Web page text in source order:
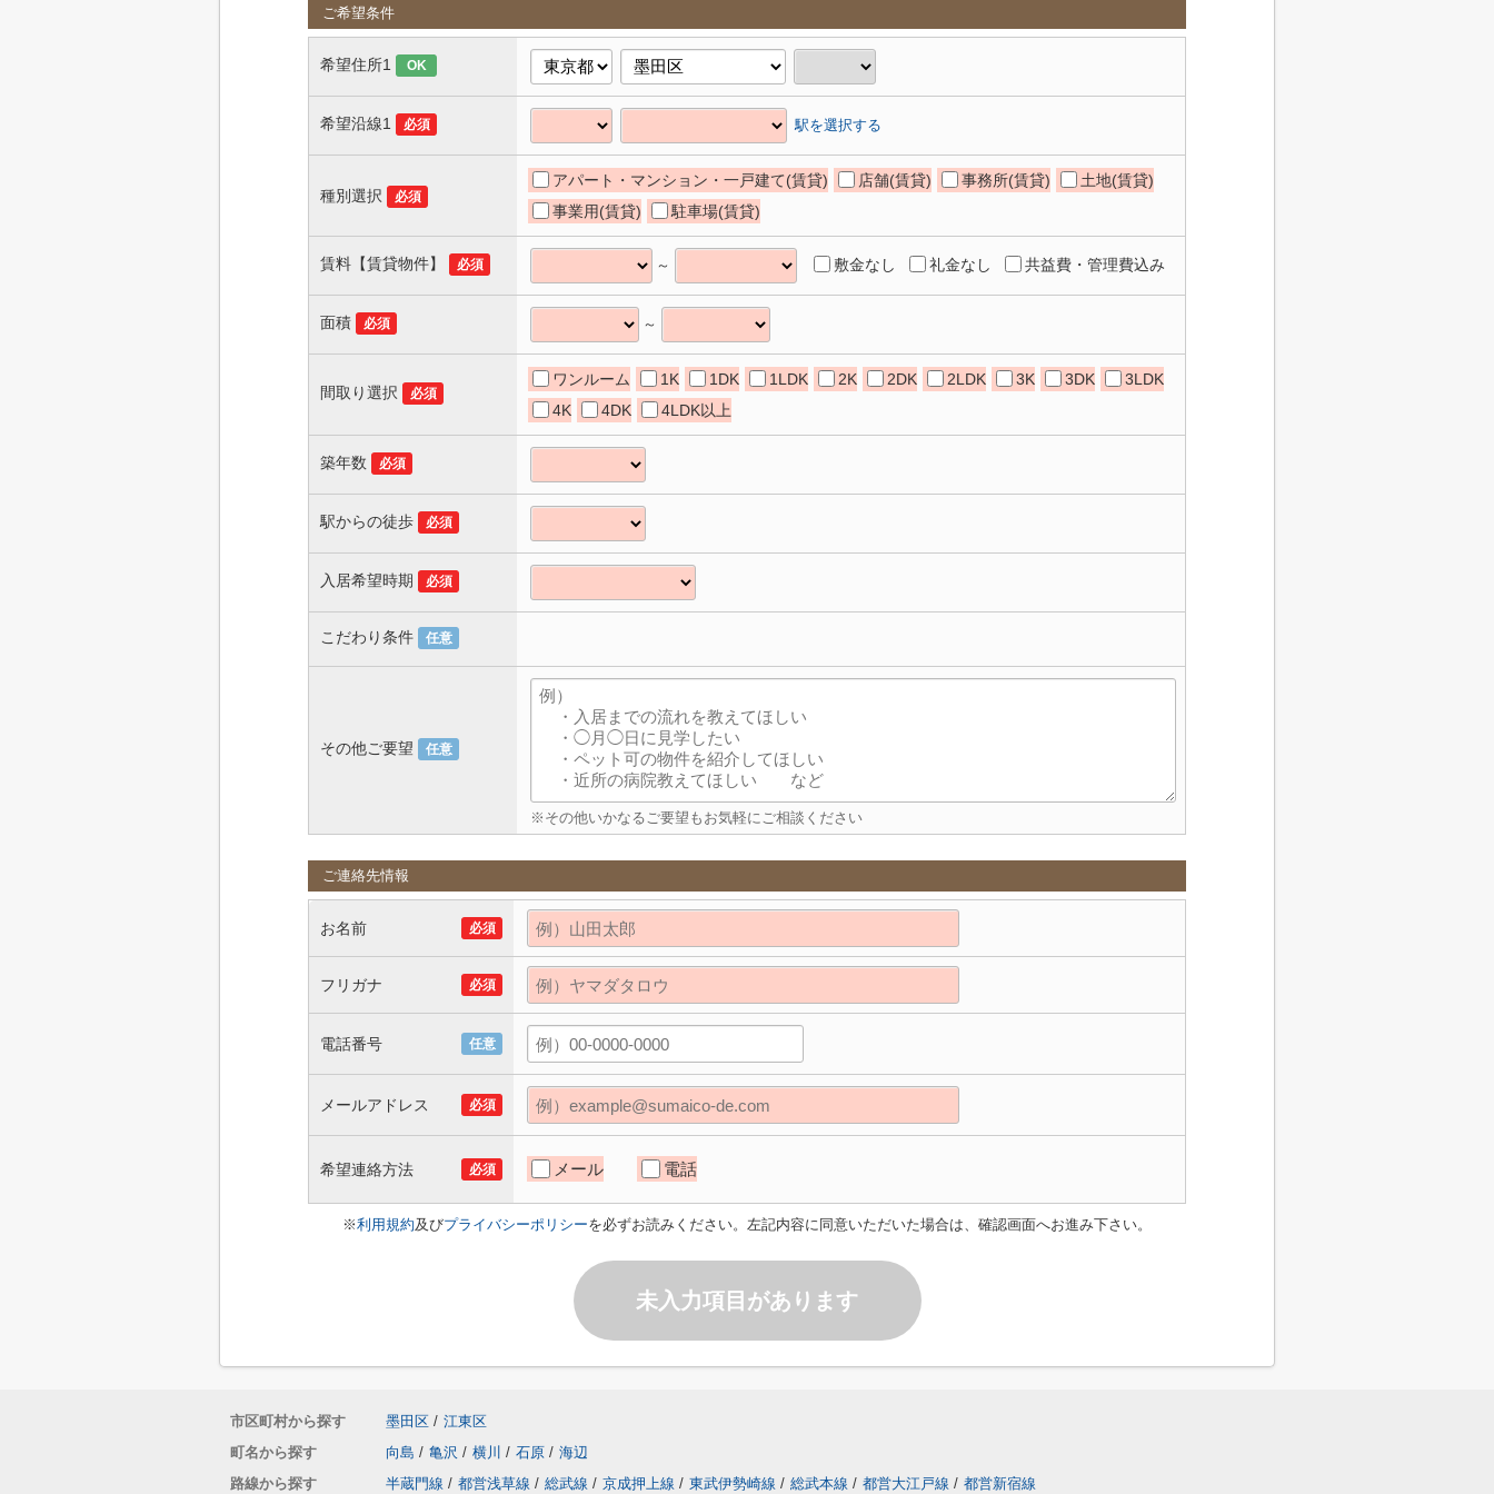
ご希望条件
希望住所1 OK
希望沿線1 必須 駅を選択する
種別選択 必須
アパート・マンション・一戸建て(賃貸) 店舗(賃貸) 事務所(賃貸)
土地(賃貸)
事業用(賃貸)
駐車場(賃貸)
賃料【賃貸物件】 必須 ～ 敷金なし 礼金なし 共益費・管理費込み
面積 必須 ～
間取り選択 必須
ワンルーム 1K 1DK 1LDK 2K 2DK 2LDK 3K 3DK
3LDK
4K
4DK 4LDK以上
築年数 必須
駅からの徒歩 必須
入居希望時期 必須
こだわり条件 任意
その他ご要望 任意
※その他いかなるご要望もお気軽にご相談ください
ご連絡先情報
お名前 必須
フリガナ 必須
電話番号 任意
メールアドレス 必須
希望連絡方法 必須 メール 電話
※利用規約及びプライバシーポリシーを必ずお読みください。左記内容に同意いただいた場合は、確認画面へお進み下さい。
未入力項目があります
市区町村から探す 墨田区 / 江東区
町名から探す
向島 / 亀沢 / 横川 / 石原 / 海辺
路線から探す
半蔵門線 / 都営浅草線 / 総武線 / 京成押上線 / 東武伊勢崎線 / 総武本線 / 都営大江戸線 / 都営新宿線